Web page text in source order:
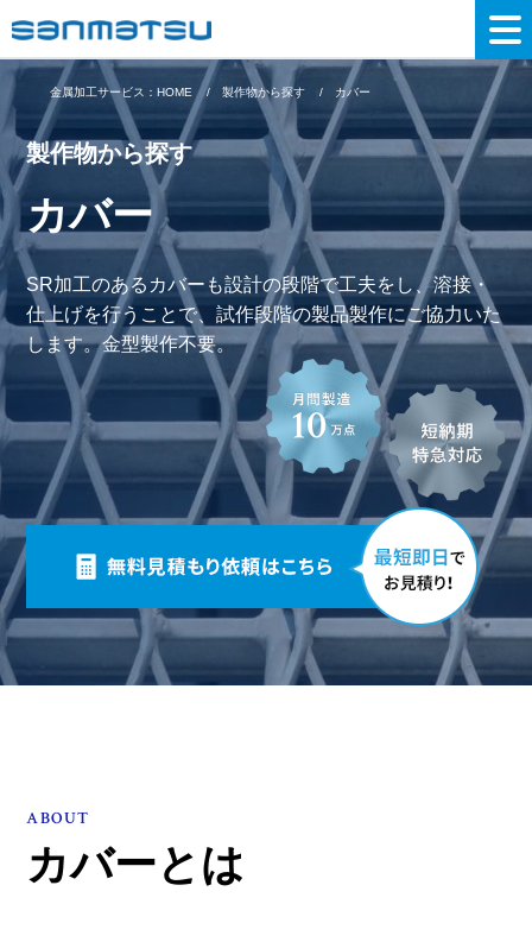
金属加工サービス：HOME 製作物から探す カバー
製作物から探す
カバー
SR加工のあるカバーも設計の段階で工夫をし、溶接・
仕上げを行うことで、試作段階の製品製作にご協力いた
します。金型製作不要。
ABOUT
カバーとは